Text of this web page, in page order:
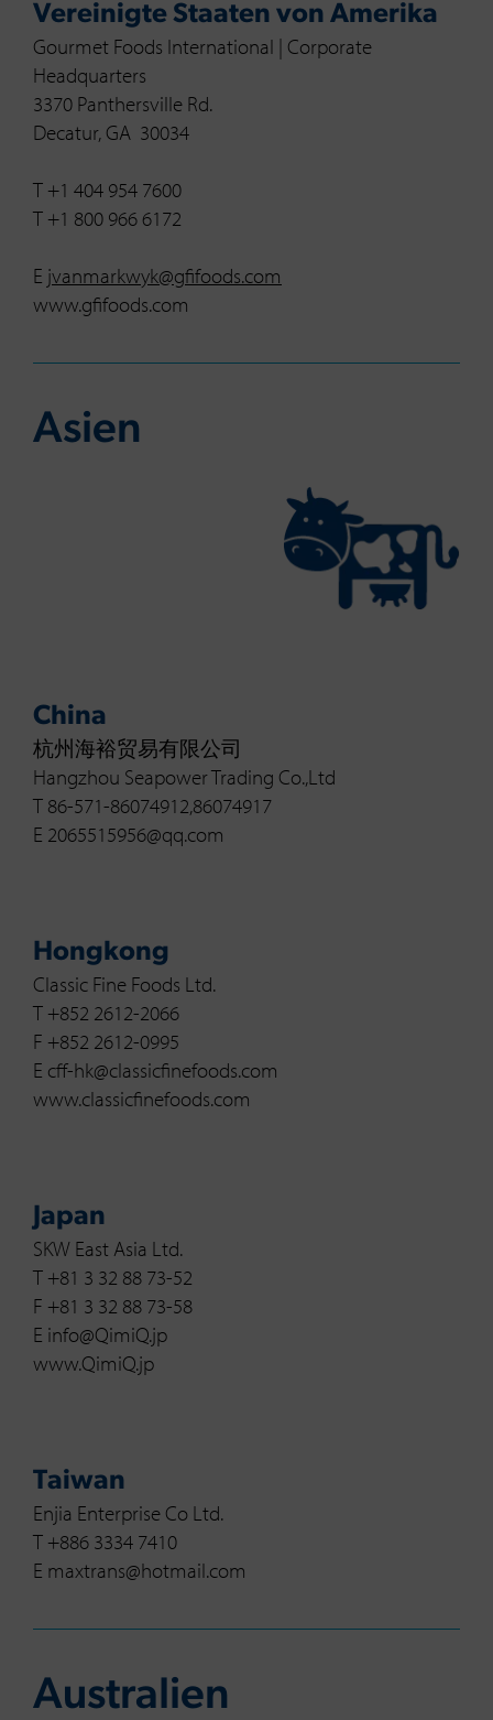
Vereinigte Staaten von Amerika
Gourmet Foods International | Corporate
Headquarters
3370 Panthersville Rd.
Decatur, GA 30034
T +1 404 954 7600
T +1 800 966 6172
E jvanmarkwyk@gfifoods.com
www.gfifoods.com
Asien
China
杭州海裕贸易有限公司
Hangzhou Seapower Trading Co.,Ltd
T 86-571-86074912,86074917
E 2065515956@qq.com
Hongkong
Classic Fine Foods Ltd.
T +852 2612-2066
F +852 2612-0995
E cff-hk@classicfinefoods.com
www.classicfinefoods.com
Japan
SKW East Asia Ltd.
T +81 3 32 88 73-52
F +81 3 32 88 73-58
E info@QimiQ.jp
www.QimiQ.jp
Taiwan
Enjia Enterprise Co Ltd.
T +886 3334 7410
E maxtrans@hotmail.com
Aus­tra­li­en